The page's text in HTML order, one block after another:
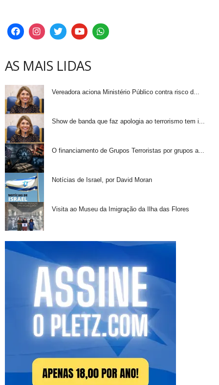
AS MAIS LIDAS
Vereadora aciona Ministério Público contra risco d...
Show de banda que faz apologia ao terrorismo tem i...
O financiamento de Grupos Terroristas por grupos a...
Notícias de Israel, por David Moran
Visita ao Museu da Imigração da Ilha das Flores